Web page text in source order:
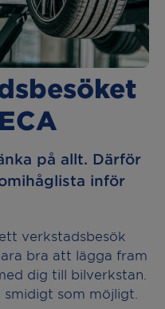
på allt. Därför
inför
verkstadsbesök
bra att lägga fram
dig till bilverkstan.
som möjligt.